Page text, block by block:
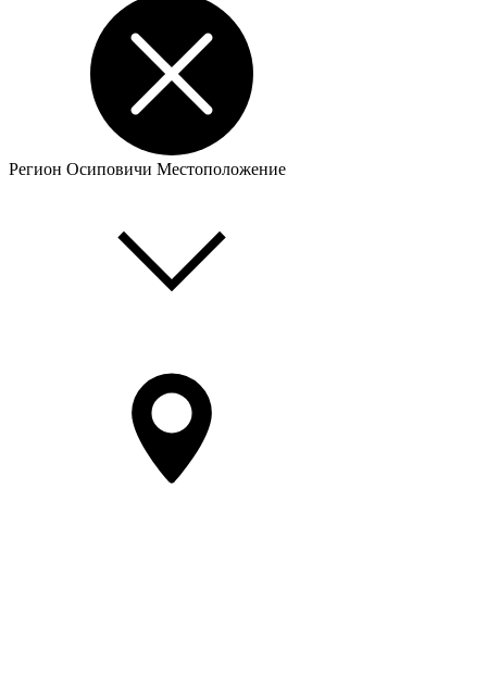
Регион Осиповичи Местоположение